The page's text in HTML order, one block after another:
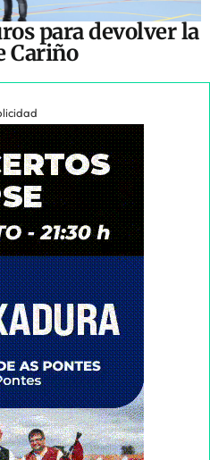
para devolver la
Cariño